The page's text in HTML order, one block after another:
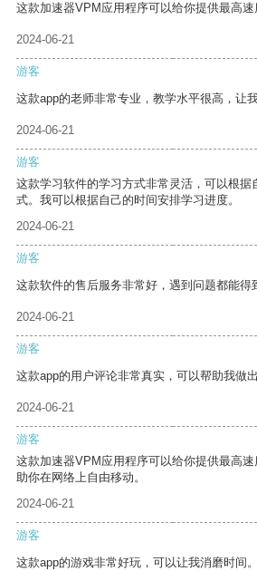
这款加速器VPM应用程序可以给你提供最高速
2024-06-21
游客
这款app的老师非常专业，教学水平很高，让
2024-06-21
游客
这款学习软件的学习方式非常灵活，可以根据
式。我可以根据自己的时间安排学习进度。
2024-06-21
游客
这款软件的售后服务非常好，遇到问题都能得
2024-06-21
游客
这款app的用户评论非常真实，可以帮助我做
2024-06-21
游客
这款加速器VPM应用程序可以给你提供最高
助你在网络上自由移动。
2024-06-21
游客
这款app的游戏非常好玩，可以让我消磨时间。